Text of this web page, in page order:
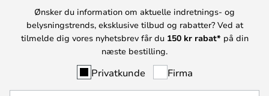
Ønsker du information om aktuelle indretnings- og
belysningstrends, eksklusive tilbud og rabatter? Ved at
tilmelde dig vores nyhetsbrev får du 150 kr rabat* på din
næste bestilling.
Privatkunde Firma